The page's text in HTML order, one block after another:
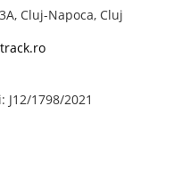
Cluj-Napoca, Cluj
1798/2021